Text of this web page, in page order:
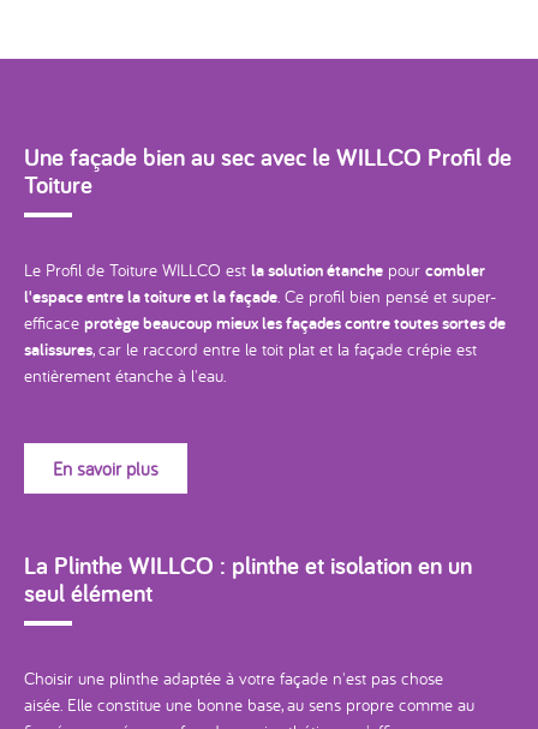
Une façade bien au sec avec le WILLCO Profil de
Toiture
Le Profil de Toiture WILLCO est la solution étanche pour combler
l'espace entre la toiture et la façade. Ce profil bien pensé et super-
efficace protège beaucoup mieux les façades contre toutes sortes de
salissures, car le raccord entre le toit plat et la façade crépie est
entièrement étanche à l'eau.
En savoir plus
La Plinthe WILLCO : plinthe et isolation en un
seul élément
Choisir une plinthe adaptée à votre façade n'est pas chose
aisée. Elle constitue une bonne base, au sens propre comme au